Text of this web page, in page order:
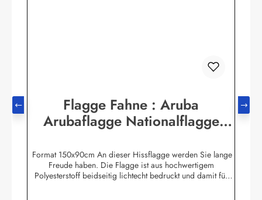
Flagge Fahne : Aruba
Arubaflagge Nationalflagge
Format 150x90cm An dieser Hissflagge werden Sie lange
Freude haben. Die Flagge ist aus hochwertigem
Polyesterstoff beidseitig lichtecht bedruckt und damit für